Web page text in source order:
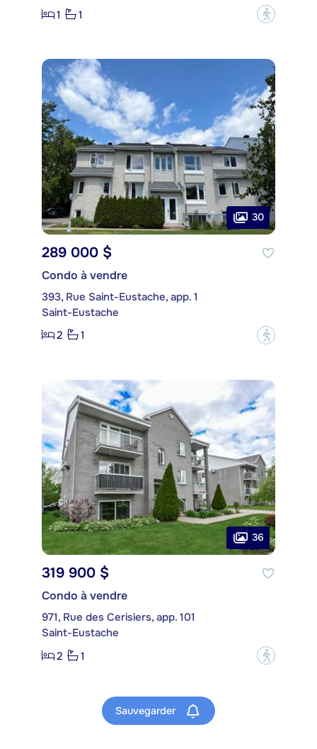
1
1 ?
30
289 000 $
Condo à vendre
393, Rue Saint-Eustache, app. 1
Saint-Eustache
2
1 ?
36
319 900 $
Condo à vendre
971, Rue des Cerisiers, app. 101
Saint-Eustache
2
1 ?
Sauvegarder